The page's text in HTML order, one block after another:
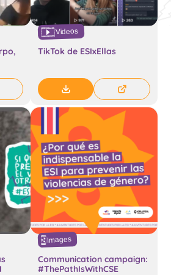
Videos
TikTok de ESIxEllas
Images
Communication campaign:
#ThePathIsWithCSE